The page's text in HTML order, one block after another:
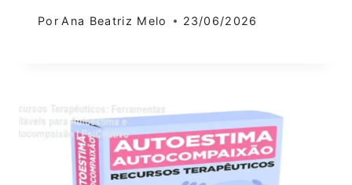
Por Ana Beatriz Melo 23/06/2026